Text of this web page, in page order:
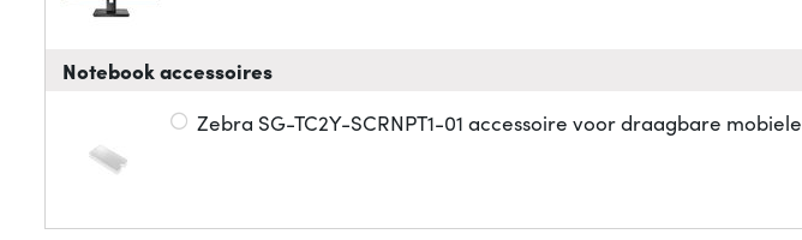
Notebook accessoires
Zebra SG-TC2Y-SCRNPT1-01 accessoire voor draagbare mobiele